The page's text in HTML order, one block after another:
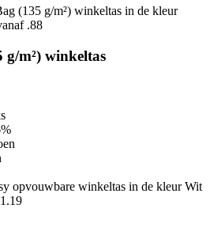
g/m²) winkeltas